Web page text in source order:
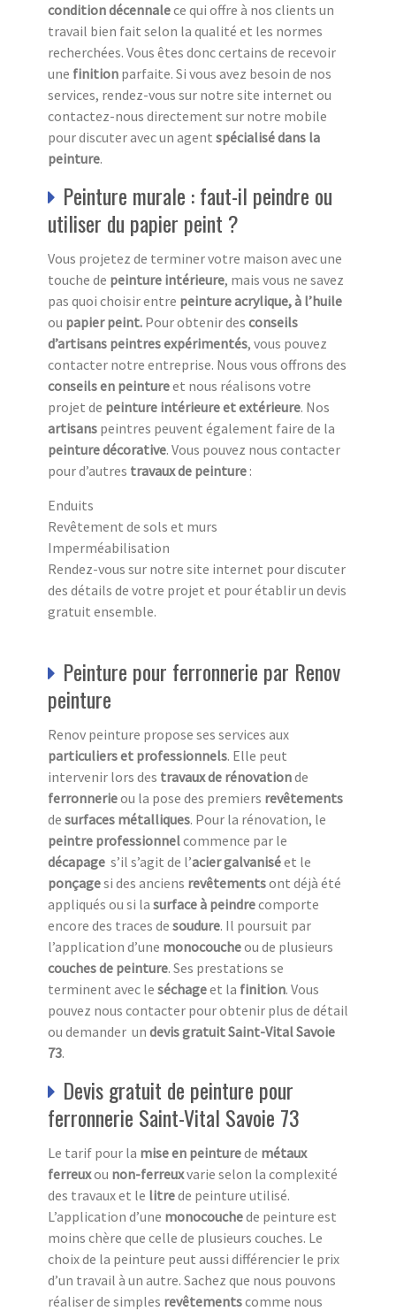
condition décennalece qui offre à nos clients un
travail bien fait selon la qualité et les normes
recherchées. Vous êtes donc certains de recevoir
une finition parfaite. Si vous avez besoin de nos
services, rendez-vous sur notre site internet ou
contactez-nous directement sur notre mobile
pour discuter avec un agent spécialisé dans la
peinture.
Peinture murale : faut-il peindre ou
utiliser du papier peint ?
Vous projetez de terminer votre maison avec une
touche de peinture intérieure, mais vous ne savez
pas quoi choisir entre peinture acrylique, à l’huile
ou papier peint. Pour obtenir des conseils
d’artisans peintres expérimentés, vous pouvez
contacter notre entreprise. Nous vous offrons des
conseils en peintureet nous réalisons votre
projet de peinture intérieure et extérieure. Nos
artisans peintres peuvent également faire de la
peinture décorative. Vous pouvez nous contacter
pour d’autres travaux de peinture :
Enduits
Revêtement de sols et murs
Imperméabilisation
Rendez-vous sur notre site internet pour discuter
des détails de votre projet et pour établir un devis
gratuit ensemble.
Peinture pour ferronnerie par Renov
peinture
Renov peinture propose ses services aux
particuliers et professionnels. Elle peut
intervenir lors des travaux de rénovationde
ferronnerieou la pose des premiers revêtements
de surfaces métalliques. Pour la rénovation, le
peintre professionnelcommence par le
décapage s’il s’agit de l’acier galvaniséet le
ponçagesi des anciens revêtementsont déjà été
appliqués ou si la surface à peindrecomporte
encore des traces de soudure. Il poursuit par
l’application d’une monocoucheou de plusieurs
couches de peinture. Ses prestations se
terminent avec le séchageet la finition. Vous
pouvez nous contacter pour obtenir plus de détail
ou demander un devis gratuit Saint-Vital Savoie
73.
Devis gratuit de peinture pour
ferronnerie Saint-Vital Savoie 73
Le tarif pour la mise en peinturede métaux
ferreuxou non-ferreuxvarie selon la complexité
des travaux et le litrede peinture utilisé.
L’application d’une monocouchede peinture est
moins chère que celle de plusieurs couches. Le
choix de la peinture peut aussi différencier le prix
d’un travail à un autre. Sachez que nous pouvons
réaliser de simples revêtementscomme nous